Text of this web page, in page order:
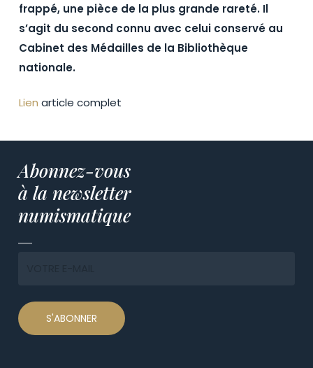
frappé, une pièce de la plus grande rareté. Il
s’agit du second connu avec celui conservé au
Cabinet des Médailles de la Bibliothèque
nationale.
Lien article complet
Abonnez-vous
à la newsletter
numismatique